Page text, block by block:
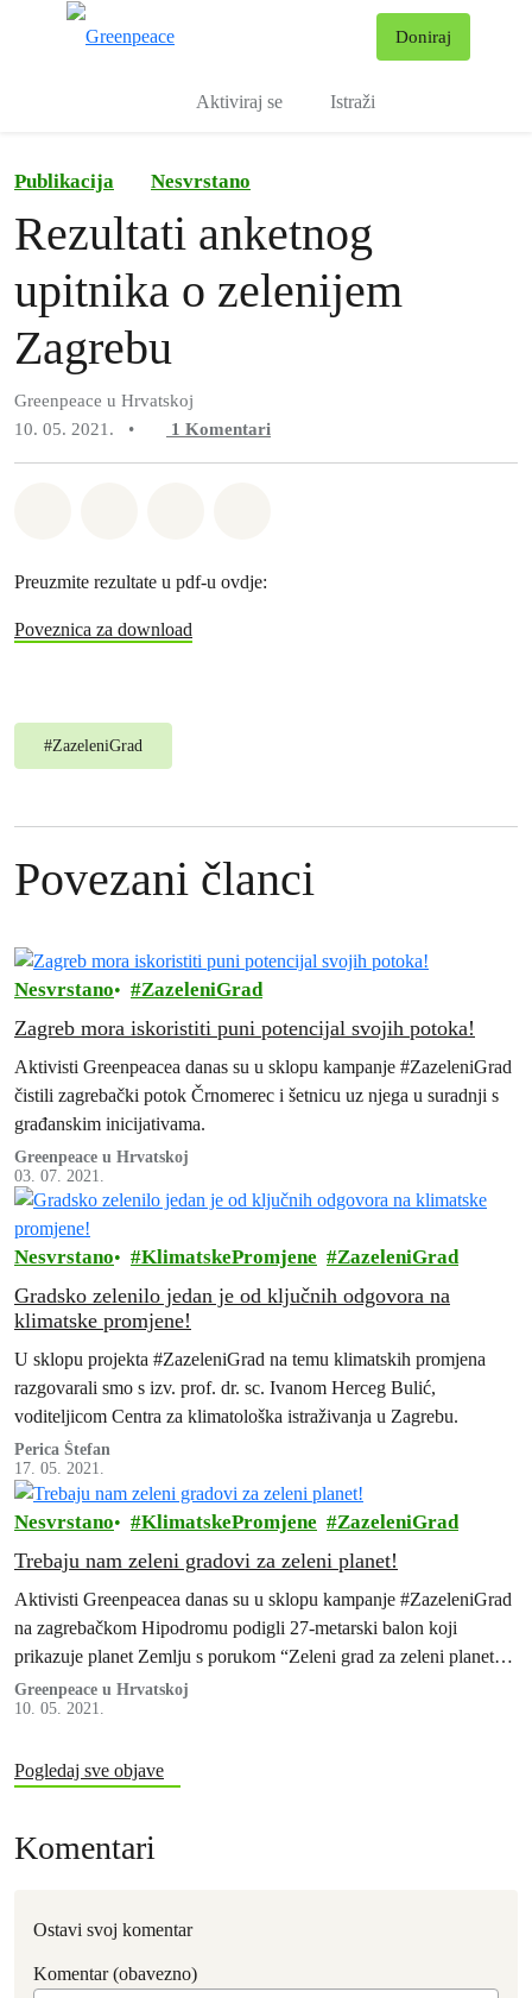
Doniraj
Aktiviraj se Istraži
Publikacija Nesvrstano
Rezultati anketnog
upitnika o zelenijem
Zagrebu
Greenpeace u Hrvatskoj
10. 05. 2021.
• 1 Komentari
Preuzmite rezultate u pdf-u ovdje:
Poveznica za download
#ZazeleniGrad
Povezani članci
Nesvrstano ZazeleniGrad
Zagreb mora iskoristiti puni potencijal svojih potoka!
Aktivisti Greenpeacea danas su u sklopu kampanje #ZazeleniGrad
čistili zagrebački potok Črnomerec i šetnicu uz njega u suradnji s
građanskim inicijativama.
Greenpeace u Hrvatskoj
03. 07. 2021.
Nesvrstano KlimatskePromjene ZazeleniGrad
Gradsko zelenilo jedan je od ključnih odgovora na
klimatske promjene!
U sklopu projekta #ZazeleniGrad na temu klimatskih promjena
razgovarali smo s izv. prof. dr. sc. Ivanom Herceg Bulić,
voditeljicom Centra za klimatološka istraživanja u Zagrebu.
Perica Štefan
17. 05. 2021.
Nesvrstano KlimatskePromjene ZazeleniGrad
Trebaju nam zeleni gradovi za zeleni planet!
Aktivisti Greenpeacea danas su u sklopu kampanje #ZazeleniGrad
na zagrebačkom Hipodromu podigli 27-metarski balon koji
prikazuje planet Zemlju s porukom “Zeleni grad za zeleni planet”.
Time žele naglasiti važnost zelenila u gradovima u borbi protiv
klimatskih promjena. Ovom prilikom predstavljeni su i odgovori
za zeleniji Zagreb.
Greenpeace u Hrvatskoj
10. 05. 2021.
Pogledaj sve objave
Komentari
Ostavi svoj komentar
Komentar (obavezno)